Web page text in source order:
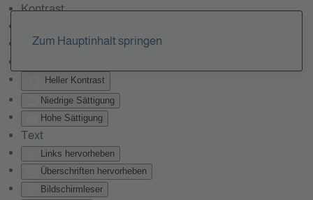
Kontrast
Monochrom
Heller Kontrast
Niedrige Sättigung
Hohe Sättigung
Text
Links hervorheben
Überschriften hervorheben
Bildschirmleser
Zum Hauptinhalt springen